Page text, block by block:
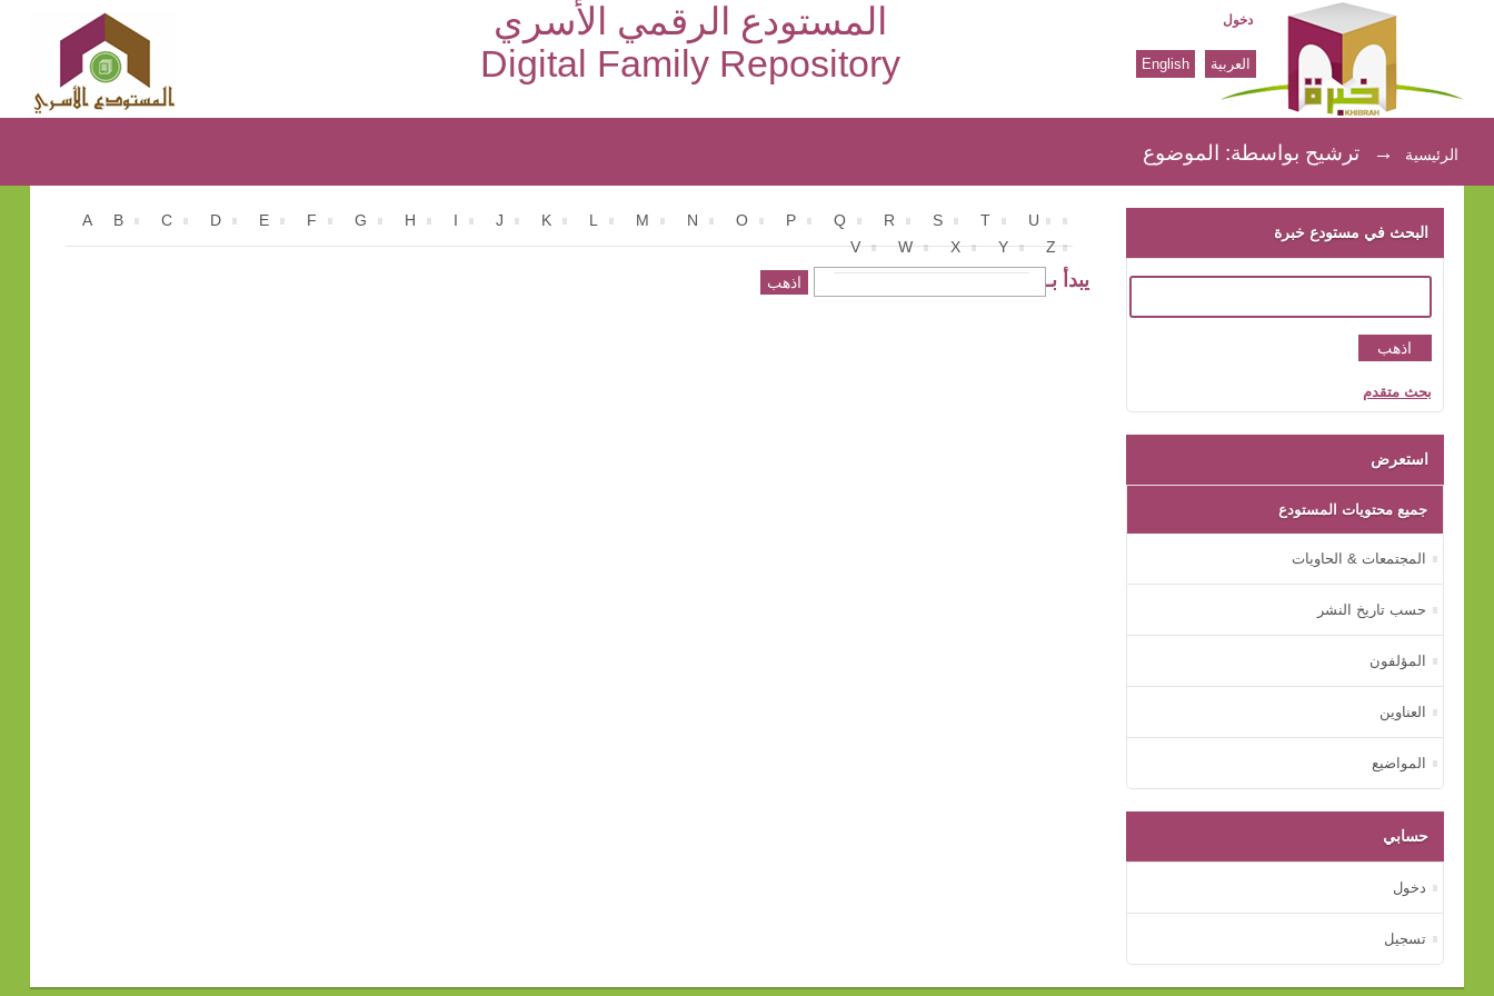
المستودع الرقمي الأسري
Digital Family Repository
ترشيح بواسطة: الموضوع
دخول
العربية English
الرئيسية → ترشيح بواسطة: الموضوع
A B C D E F G H J K L M N O P Q R S T
U
V
W X Y Z
يبدأ بـ
البحث في مستودع خبرة
بحث متقدم
استعرض
جميع محتويات المستودع
المجتمعات & الحاويات
حسب تاريخ النشر
المؤلفون
العناوين
المواضيع
حسابي
دخول
تسجيل